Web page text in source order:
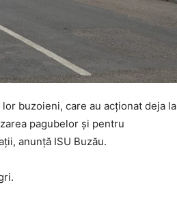
buzoieni, care au acționat deja la
pagubelor și pentru
anunță ISU Buzău.